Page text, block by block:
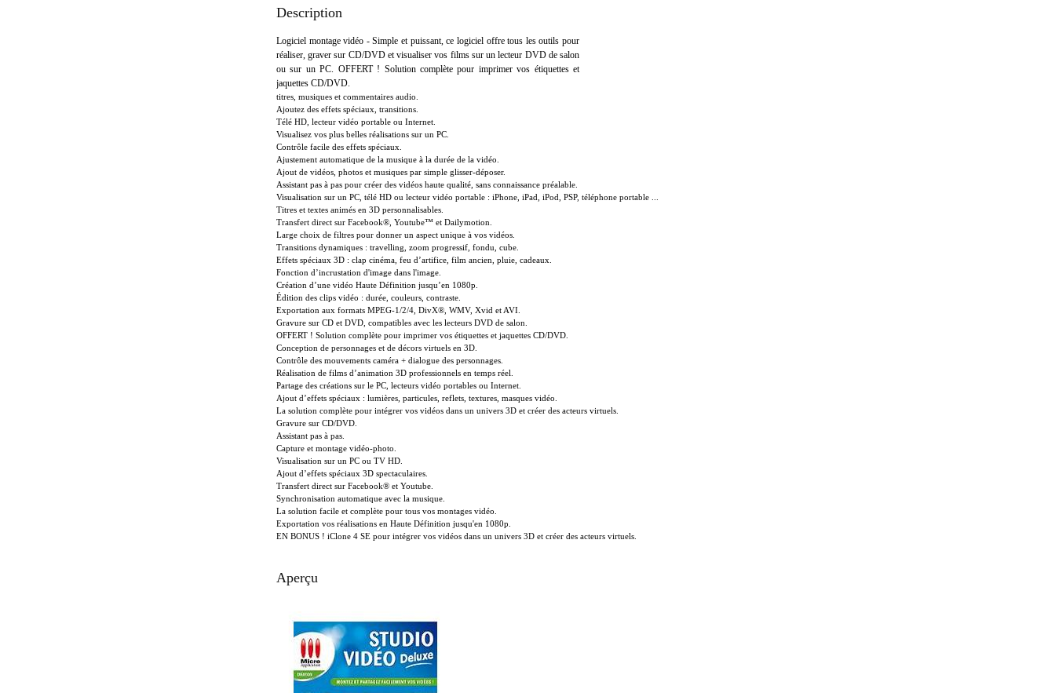
Description
Logiciel montage vidéo - Simple et puissant, ce logiciel offre tous les outils pour
réaliser, graver sur CD/DVD et visualiser vos films sur un lecteur DVD de salon
ou sur un PC. OFFERT ! Solution complète pour imprimer vos étiquettes et
jaquettes CD/DVD.
titres, musiques et commentaires audio.
Ajoutez des effets spéciaux, transitions.
Télé HD, lecteur vidéo portable ou Internet.
Visualisez vos plus belles réalisations sur un PC.
Contrôle facile des effets spéciaux.
Ajustement automatique de la musique à la durée de la vidéo.
Ajout de vidéos, photos et musiques par simple glisser-déposer.
Assistant pas à pas pour créer des vidéos haute qualité, sans connaissance préalable.
Visualisation sur un PC, télé HD ou lecteur vidéo portable : iPhone, iPad, iPod, PSP, téléphone portable ...
Titres et textes animés en 3D personnalisables.
Transfert direct sur Facebook®, Youtube™ et Dailymotion.
Large choix de filtres pour donner un aspect unique à vos vidéos.
Transitions dynamiques : travelling, zoom progressif, fondu, cube.
Effets spéciaux 3D : clap cinéma, feu d’artifice, film ancien, pluie, cadeaux.
Fonction d’incrustation d'image dans l'image.
Création d’une vidéo Haute Définition jusqu’en 1080p.
Édition des clips vidéo : durée, couleurs, contraste.
Exportation aux formats MPEG-1/2/4, DivX®, WMV, Xvid et AVI.
Gravure sur CD et DVD, compatibles avec les lecteurs DVD de salon.
OFFERT ! Solution complète pour imprimer vos étiquettes et jaquettes CD/DVD.
Conception de personnages et de décors virtuels en 3D.
Contrôle des mouvements caméra + dialogue des personnages.
Réalisation de films d’animation 3D professionnels en temps réel.
Partage des créations sur le PC, lecteurs vidéo portables ou Internet.
Ajout d’effets spéciaux : lumières, particules, reflets, textures, masques vidéo.
La solution complète pour intégrer vos vidéos dans un univers 3D et créer des acteurs virtuels.
Gravure sur CD/DVD.
Assistant pas à pas.
Capture et montage vidéo-photo.
Visualisation sur un PC ou TV HD.
Ajout d’effets spéciaux 3D spectaculaires.
Transfert direct sur Facebook® et Youtube.
Synchronisation automatique avec la musique.
La solution facile et complète pour tous vos montages vidéo.
Exportation vos réalisations en Haute Définition jusqu'en 1080p.
EN BONUS ! iClone 4 SE pour intégrer vos vidéos dans un univers 3D et créer des acteurs virtuels.
Aperçu